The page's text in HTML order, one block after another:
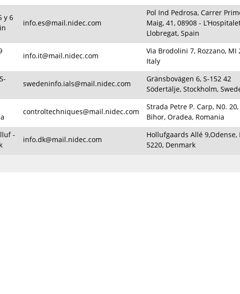
y 6
info.es@mail.nidec.com
Pol Ind Pedrosa, Carrer
Maig, 41, 08908 -
Llobregat, Spain
info.it@mail.nidec.com
Via Brodolini 7, Rozzano, MI
Italy
swedeninfo.ials@mail.nidec.com
Gränsbovägen 6, S-152 42
Södertälje, Stockholm,
controltechniques@mail.nidec.com
Strada Petre P. Carp, N0.
Bihor, Oradea, Romania
-
info.dk@mail.nidec.com
Hollufgaards Allé 9,Odense,
5220, Denmark